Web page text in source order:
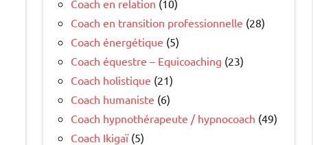
Coach en relation (10)
Coach en transition professionnelle (28)
Coach énergétique (5)
Coach équestre – Equicoaching (23)
Coach holistique (21)
Coach humaniste (6)
Coach hypnothérapeute / hypnocoach (49)
Coach Ikigaï(5)